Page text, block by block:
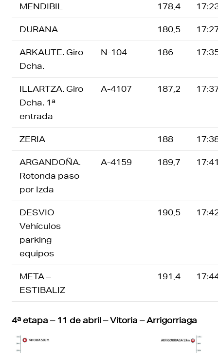
MENDIBIL 178,4
DURANA 180,5
ARKAUTE. Giro
Dcha.
N-104 186
ILLARTZA. Giro
Dcha. 1ª
entrada
A-4107 187,2
ZERIA 188
ARGANDOÑA.
Rotonda paso
por Izda
A-4159 189,7
DESVIO
Vehículos
parking
equipos
190,5
META –
ESTIBALIZ
191,4
4ª etapa – 11 de abril – Vitoria – Arrigorriaga